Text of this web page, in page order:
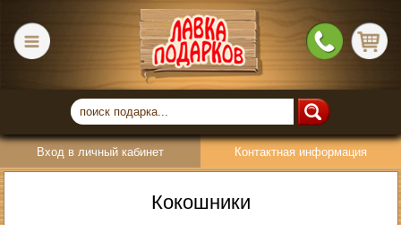
Вход в личный кабинет Контактная информация
Кокошники